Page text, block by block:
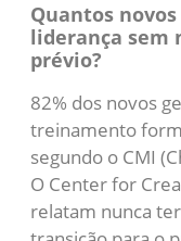
Quantos
liderança
prévio?
82% dos novos
treinamento
segundo o CMI
O Center for
relatam nunca